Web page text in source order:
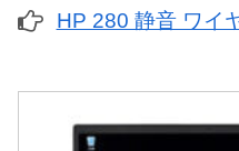
HP 280 静音 ワイ